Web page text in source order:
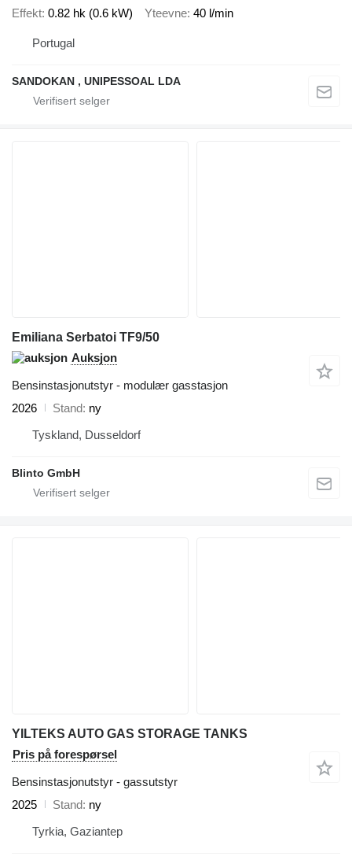
Effekt 0.82 hk (0.6 kW) Yteevne 40 l/min
Portugal
SANDOKAN , UNIPESSOAL LDA
Emiliana Serbatoi TF9/50
Auksjon
Bensinstasjonutstyr - modulær gasstasjon
2026
Stand ny
Tyskland, Dusseldorf
Blinto GmbH
YILTEKS AUTO GAS STORAGE TANKS
Pris på forespørsel
Bensinstasjonutstyr - gassutstyr
2025
Stand ny
Tyrkia, Gaziantep